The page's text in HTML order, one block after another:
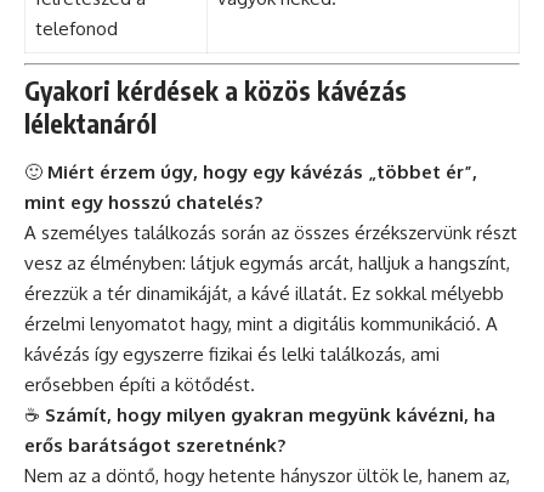
telefonod
Gyakori kérdések a közös kávézás
lélektanáról
🙂 Miért érzem úgy, hogy egy kávézás „többet ér”,
mint egy hosszú chatelés?
A személyes találkozás során az összes érzékszervünk részt
vesz az élményben: látjuk egymás arcát, halljuk a hangszínt,
érezzük a tér dinamikáját, a kávé illatát. Ez sokkal mélyebb
érzelmi lenyomatot hagy, mint a digitális kommunikáció. A
kávézás így egyszerre fizikai és lelki találkozás, ami
erősebben építi a kötődést.
☕ Számít, hogy milyen gyakran megyünk kávézni, ha
erős barátságot szeretnénk?
Nem az a döntő, hogy hetente hányszor ültök le, hanem az,